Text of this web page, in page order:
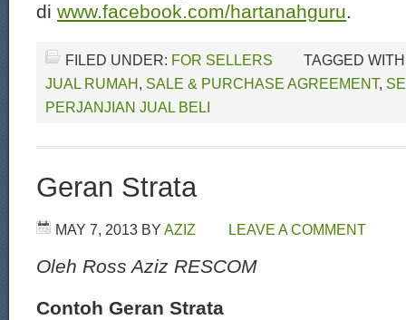
di www.facebook.com/hartanahguru.
FILED UNDER: FOR SELLERS
TAGGED
JUAL RUMAH, SALE & PURCHASE AGREEMENT,
PERJANJIAN JUAL BELI
Geran Strata
MAY 7, 2013 BY AZIZ LEAVE A COMMENT
Oleh Ross Aziz RESCOM
Contoh Geran Strata